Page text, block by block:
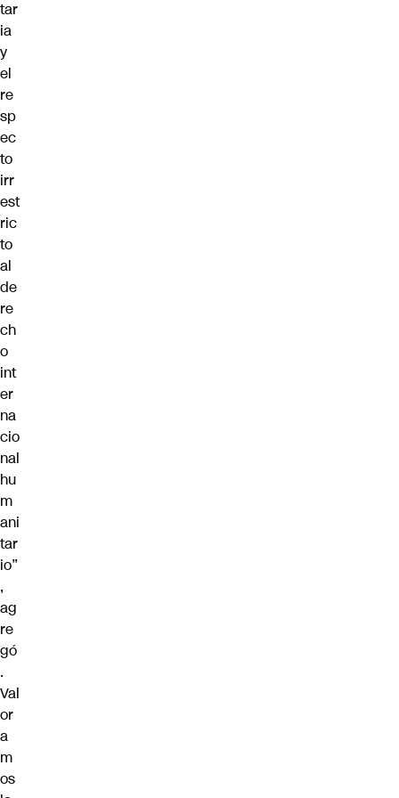
tar
ia
y
el
re
sp
ec
to
irr
est
ric
to
al
de
re
ch
o
int
er
na
cio
nal
hu
m
ani
tar
io”
,
ag
re
gó
.
Val
or
a
m
os